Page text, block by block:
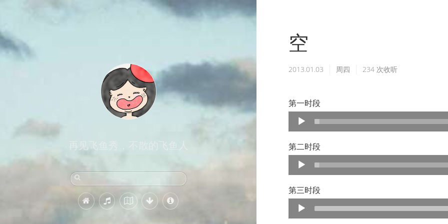
再见飞鱼秀，不散的飞鱼人
空
2013.01.03 周四 234 次收听
第一时段
Audio
Player
第二时段
Audio
Player
第三时段
Audio
Player